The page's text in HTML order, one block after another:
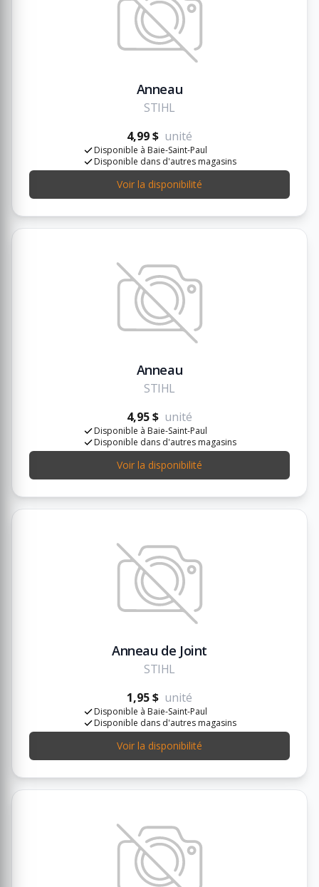
Anneau
STIHL
4,99 $ unité
Disponible à Baie-Saint-Paul
Disponible dans d'autres magasins
Voir la disponibilité
Anneau
STIHL
4,95 $ unité
Disponible à Baie-Saint-Paul
Disponible dans d'autres magasins
Voir la disponibilité
Anneau de Joint
STIHL
1,95 $ unité
Disponible à Baie-Saint-Paul
Disponible dans d'autres magasins
Voir la disponibilité